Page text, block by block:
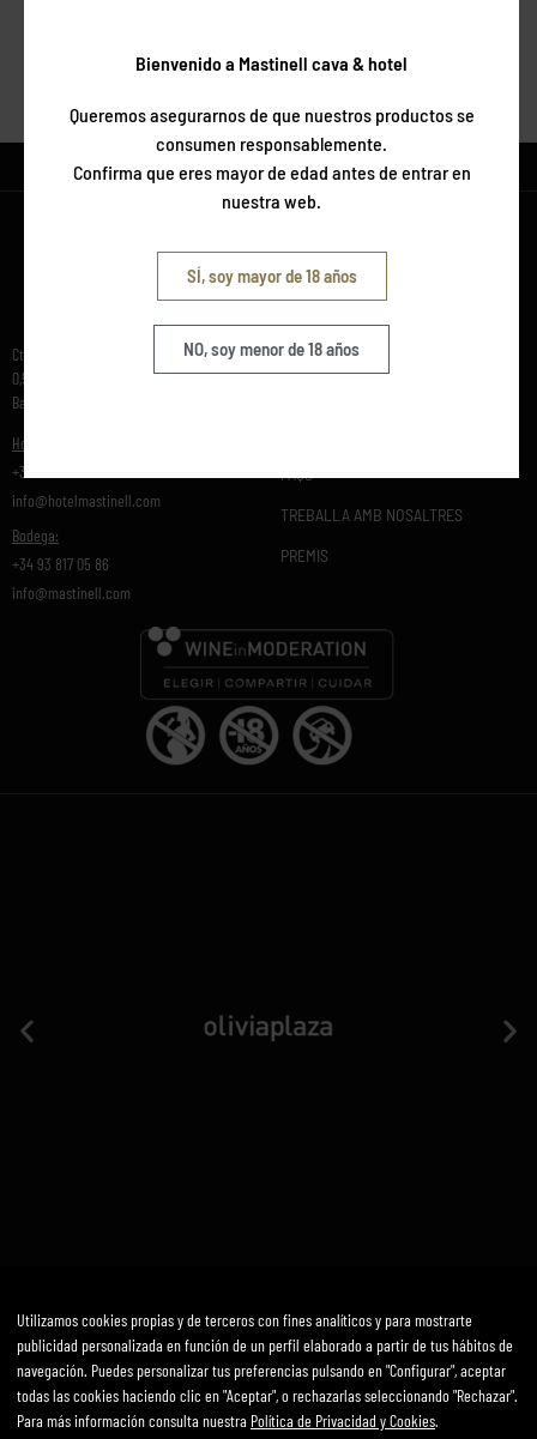
Ctra. Vilafranca a Sant Marti Sarroca, km
0,5 08720 Vilafranca del Penedés,
Barcelona, España
Hotel/Restaurant:
+34 93 115 61 32
info@hotelmastinell.com
Bodega:
+34 93 817 05 86
info@mastinell.com
CONTACTE
FAQS
TREBALLA AMB NOSALTRES
PREMIS
Avís LegalPolítica de privadesa i cookiesTermes i condicions
Desenvolupat per mirai
Bienvenido a Mastinell cava & hotel
Queremos asegurarnos de que nuestros productos se
consumen responsablemente.
Confirma que eres mayor de edad antes de entrar en
nuestra web.
SÍ, soy mayor de 18 años
NO, soy menor de 18 años
Utilizamos cookies propias y de terceros con fines analíticos y para mostrarte
publicidad personalizada en función de un perfil elaborado a partir de tus hábitos de
navegación. Puedes personalizar tus preferencias pulsando en "Configurar", aceptar
todas las cookies haciendo clic en "Aceptar", o rechazarlas seleccionando "Rechazar".
Para más información consulta nuestra Política de Privacidad y Cookies.